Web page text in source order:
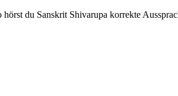
hörst du Sanskrit Shivarupa korrekte